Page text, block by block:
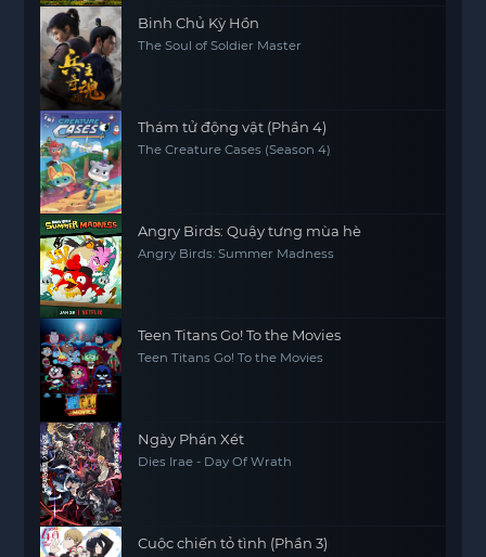
Binh Chủ Kỳ Hồn
The Soul of Soldier Master
Thám tử động vật (Phần 4)
The Creature Cases (Season 4)
Angry Birds: Quậy tưng mùa hè
Angry Birds: Summer Madness
Teen Titans Go! To the Movies
Teen Titans Go! To the Movies
Ngày Phán Xét
Dies Irae - Day Of Wrath
Cuộc chiến tỏ tình (Phần 3)